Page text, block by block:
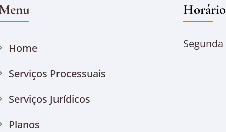
Home
Serviços Processuais
Serviços Jurídicos
Planos